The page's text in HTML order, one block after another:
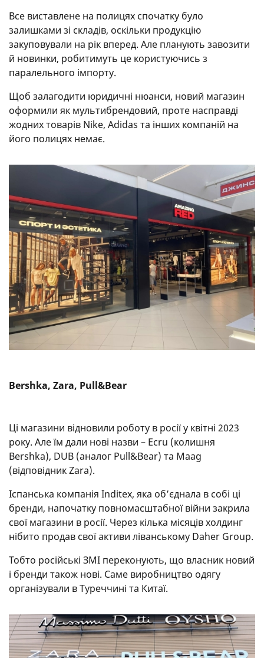
Все виставлене на полицях спочатку було
залишками зі складів, оскільки продукцію
закуповували на рік вперед. Але планують завозити
й новинки, робитимуть це користуючись з
паралельного імпорту.
Щоб залагодити юридичні нюанси, новий магазин
оформили як мультибрендовий, проте насправді
жодних товарів Nike, Adidas та інших компаній на
його полицях немає.
Вershka, Zara, Pull&Bear
Ці магазини відновили роботу в росії у квітні 2023
року. Але їм дали нові назви – Ecru (колишня
Bershka), DUB (аналог Pull&Bear) та Maag
(відповідник Zara).
Іспанська компанія Inditex, яка об’єднала в собі ці
бренди, напочатку повномасштабної війни закрила
свої магазини в росії. Через кілька місяців холдинг
нібито продав свої активи ліванському Daher Group.
Тобто російські ЗМІ переконують, що власник новий
і бренди також нові. Саме виробництво одягу
організували в Туреччині та Китаї.